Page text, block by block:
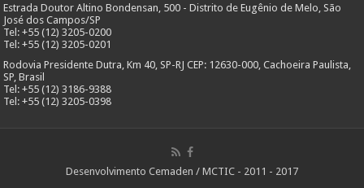
Estrada Doutor Altino Bondensan, 500 - Distrito de Eugênio de Melo, São
José dos Campos/SP
Tel: +55 (12) 3205-0200
Tel: +55 (12) 3205-0201
Rodovia Presidente Dutra, Km 40, SP-RJ CEP: 12630-000, Cachoeira Paulista,
SP, Brasil
Tel: +55 (12) 3186-9388
Tel: +55 (12) 3205-0398
Desenvolvimento Cemaden / MCTIC - 2011 - 2017